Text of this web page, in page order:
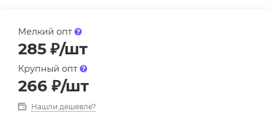
Мелкий опт
285 ₽/шт
Крупный опт
266 ₽/шт
Нашли дешевле?